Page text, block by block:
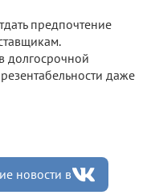
предпочтение
долгосрочной
даже
новости в